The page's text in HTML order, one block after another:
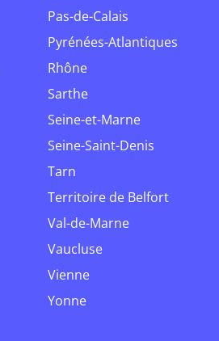
Pas-de-Calais
Pyrénées-Atlantiques
Rhône
Sarthe
Seine-et-Marne
Seine-Saint-Denis
Tarn
Territoire de Belfort
Val-de-Marne
Vaucluse
Vienne
Yonne